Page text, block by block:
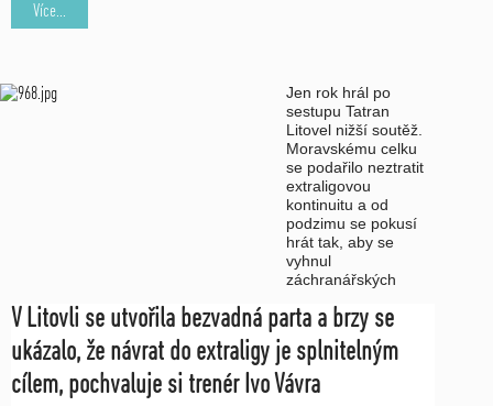
Více...
V Litovli se utvořila bezvadná parta a brzy se
ukázalo, že návrat do extraligy je splnitelným
cílem, pochvaluje si trenér Ivo Vávra
Jen rok hrál po
sestupu Tatran
Litovel nižší soutěž.
Moravskému celku
se podařilo neztratit
extraligovou
kontinuitu a od
podzimu se pokusí
hrát tak, aby se
vyhnul
záchranářských